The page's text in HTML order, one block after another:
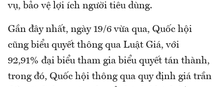
vụ, bảo vệ lợi ích người tiêu dùng.
Gần đây nhất, ngày 19/6 vừa qua, Quốc hội
cũng biểu quyết thông qua Luật Giá, với
92,91% đại biểu tham gia biểu quyết tán thành,
trong đó, Quốc hội thông qua quy định giá trần